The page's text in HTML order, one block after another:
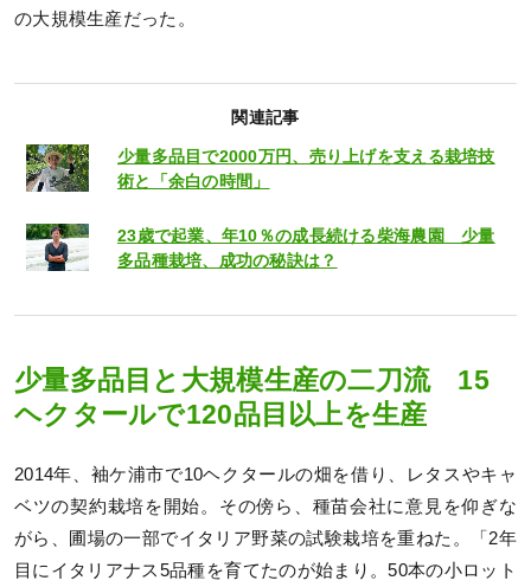
の大規模生産だった。
関連記事
少量多品目で2000万円、売り上げを支える栽培技
術と「余白の時間」
23歳で起業、年10％の成長続ける柴海農園 少量
多品種栽培、成功の秘訣は？
少量多品目と大規模生産の二刀流 15
ヘクタールで120品目以上を生産
2014年、袖ケ浦市で10ヘクタールの畑を借り、レタスやキャ
ベツの契約栽培を開始。その傍ら、種苗会社に意見を仰ぎな
がら、圃場の一部でイタリア野菜の試験栽培を重ねた。「2年
目にイタリアナス5品種を育てたのが始まり。50本の小ロット